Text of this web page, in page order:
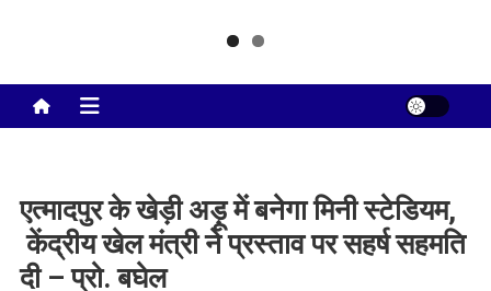
एत्मादपुर के खेड़ी अड़ू में बनेगा मिनी स्टेडियम,
केंद्रीय खेल मंत्री ने प्रस्ताव पर सहर्ष सहमति
दी – प्रो. बघेल